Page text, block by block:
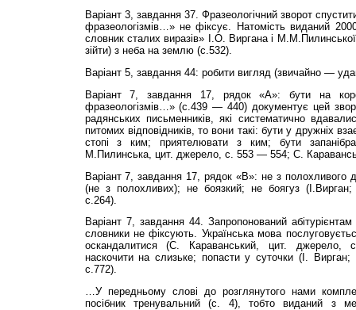
Варіант 3, завдання 37. Фразеологічний зворот
фразеологізмів…» не фіксує. Натомість виданий
словник сталих виразів» І.О. Виргана і
зійти) з неба на землю (с.532).
Варіант 5, завдання 44: робити вигляд (звичайно —
Варіант 7, завдання 17, рядок «А»: бути на
фразеологізмів…» (с.439 — 440) документує цей
радянських письменників, які систематично
питомих відповідників, то вони такі: бути у дружніх
стопі з ким; приятелювати з ким; бути
М.Пилинська, цит. джерело, с. 553 — 554; С.
Варіант 7, завдання 17, рядок «В»: не з полохливого
(не з полохливих); не боязкий; не боягуз
с.264).
Варіант 7, завдання 44. Запропонований
словники не фіксують. Українська мова
оскандалитися (С. Караванський, цит. джерело,
наскочити на слизьке; попасти у суточки (І.
с.772).
…У передньому слові до розглянутого нами
посібник тренувальний (с. 4), тобто виданий з